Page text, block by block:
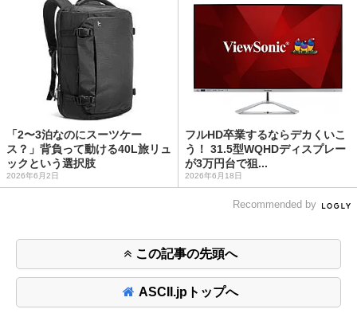
「2〜3泊なのにスーツケー
ス？」背負って動ける40L旅リュ
ックという選択肢
2026年6月2日
フルHD卒業するならデカくいこ
う！ 31.5型WQHDディスプレー
が3万円台で狙...
2026年6月18日
Recommended by
この記事の先頭へ
ASCII.jpトップへ